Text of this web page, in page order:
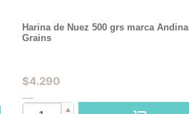
Harina de Nuez 500 grs marca Andina
Grains
$4.290
▲